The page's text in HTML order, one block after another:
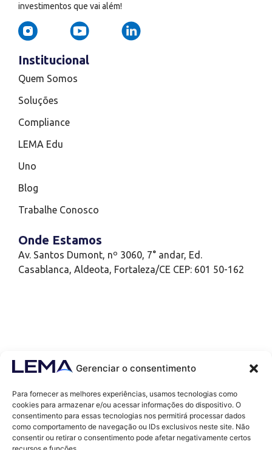
Gerenciar o consentimento
Para fornecer as melhores experiências, usamos tecnologias como
cookies para armazenar e/ou acessar informações do dispositivo. O
consentimento para essas tecnologias nos permitirá processar dados
como comportamento de navegação ou IDs exclusivos neste site. Não
consentir ou retirar o consentimento pode afetar negativamente certos
investimentos que vai além!
Institucional
Quem Somos
Soluções
Compliance
LEMA Edu
Uno
Blog
Trabalhe Conosco
Onde Estamos
Av. Santos Dumont, nº 3060, 7° andar, Ed.
Casablanca, Aldeota, Fortaleza/CE CEP: 601 50-162
Contatos
contato@lemaef.com.br